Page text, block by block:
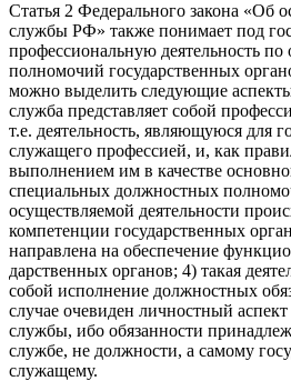
Статья 2 Федерального закона «Об
службы РФ» также понимает под
профессиональную деятельность
полномочий государственных
мож­но выделить следующие
служба представляет собой
т.е. дея­тельность, являющуюся для
служащего профес­сией, и, как
выполнением им в качестве
специальных должностных
осуществляемой деятельности
компетенции государственных
направлена на обеспечение
дарственных органов; 4) такая
собой исполнение должностных
случае оче­виден личностный
службы, ибо обязанности
службе, не должнос­ти, а самому
служащему.